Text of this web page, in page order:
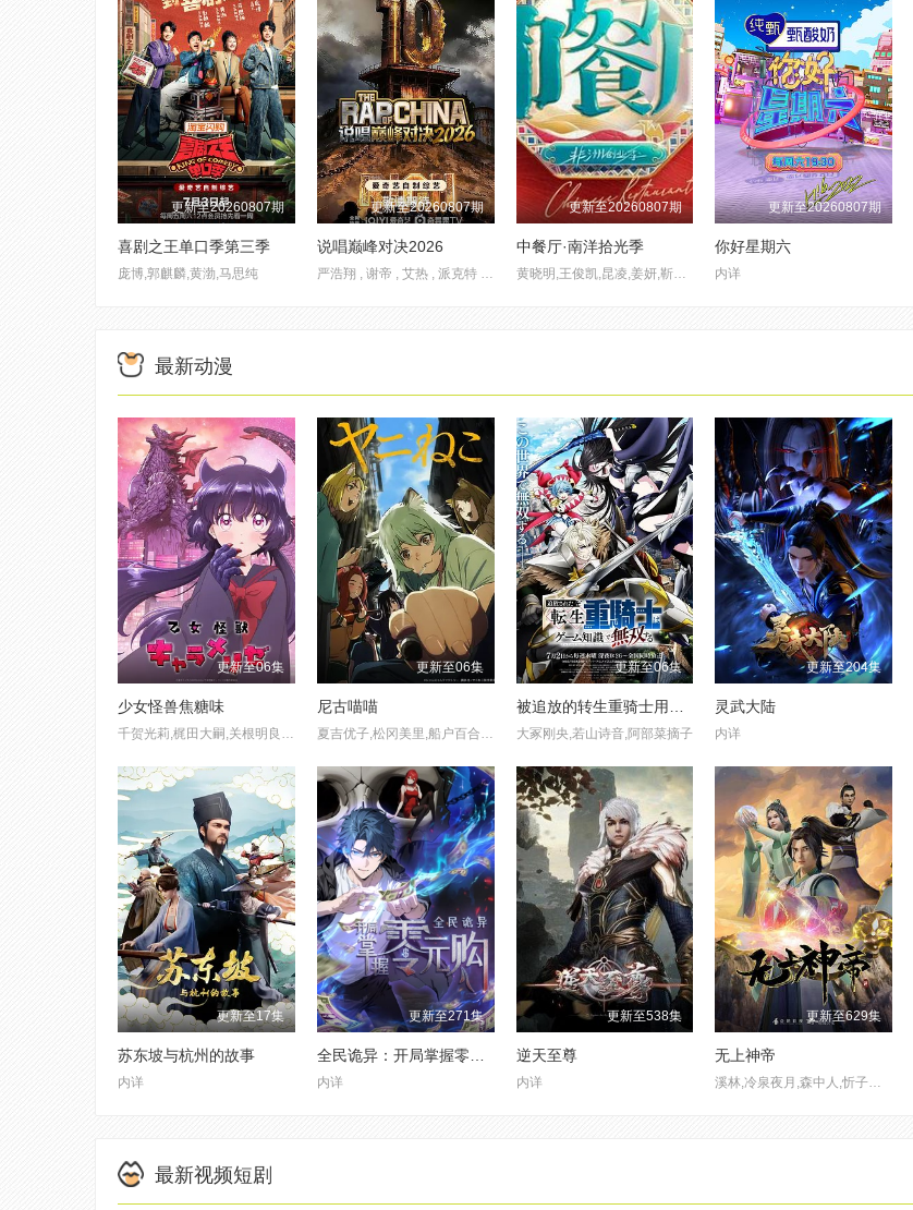
更新至20260807期
喜剧之王单口季第三季
庞博,郭麒麟,黄渤,马思纯
更新至20260807期
说唱巅峰对决2026
严浩翔 , 谢帝 , 艾热 , 派克特 , 功夫胖 , 盛宇 , 杨长青 , 刘嘉裕 , 米尔艾力 , 李斯丹妮 , 布瑞吉 , 翁杰 , 黄旭 , 杨博睿 , 吴嘉轩 , 白景屹 , 贰万 , 孙旸 , 李大奔 , 徐赢 , 郭颖
更新至20260807期
中餐厅·南洋拾光季
黄晓明,王俊凯,昆凌,姜妍,靳梦佳,张雅琪,林述巍
更新至20260807期
你好星期六
内详
最新动漫
更新至06集
少女怪兽焦糖味
千贺光莉,梶田大嗣,关根明良,白石晴香,三石琴乃,小西克幸,松井惠理子
更新至06集
尼古喵喵
夏吉优子,松冈美里,船户百合绘,清水彩香,井泽诗织,明智璃子,稻田彻
更新至06集
被追放的转生重骑士用游戏知识开无双
大冢刚央,若山诗音,阿部菜摘子
更新至204集
灵武大陆
内详
更新至17集
苏东坡与杭州的故事
内详
更新至271集
全民诡异：开局掌握零元购·动态漫画
内详
更新至538集
逆天至尊
内详
更新至629集
无上神帝
溪林,冷泉夜月,森中人,忻子约,音匣老鬼
最新视频短剧